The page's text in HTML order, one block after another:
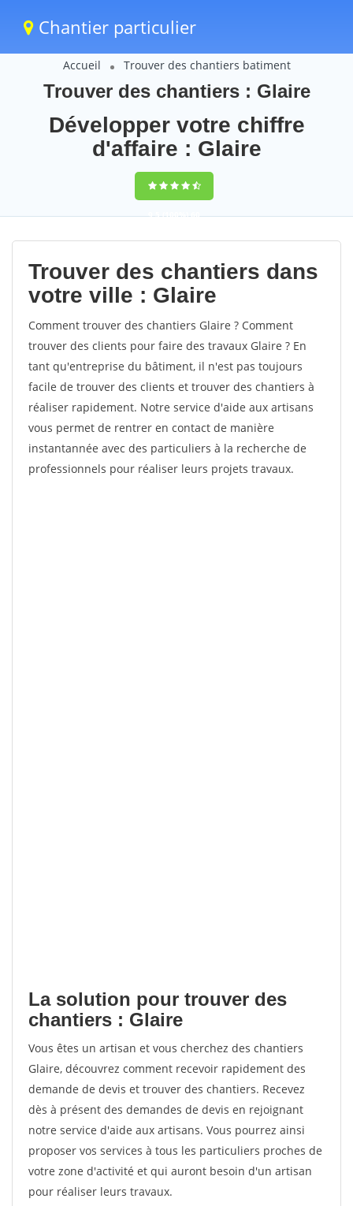
Chantier particulier
Accueil Trouver des chantiers batiment
Trouver des chantiers : Glaire
Développer votre chiffre
d'affaire : Glaire
9,5(100%)60
votes
Trouver des chantiers dans
votre ville : Glaire
Comment trouver des chantiers Glaire ? Comment
trouver des clients pour faire des travaux Glaire ? En
tant qu'entreprise du bâtiment, il n'est pas toujours
facile de trouver des clients et trouver des chantiers à
réaliser rapidement. Notre service d'aide aux artisans
vous permet de rentrer en contact de manière
instantannée avec des particuliers à la recherche de
professionnels pour réaliser leurs projets travaux.
La solution pour trouver des
chantiers : Glaire
Vous êtes un artisan et vous cherchez des chantiers
Glaire, découvrez comment recevoir rapidement des
demande de devis et trouver des chantiers. Recevez
dès à présent des demandes de devis en rejoignant
notre service d'aide aux artisans. Vous pourrez ainsi
proposer vos services à tous les particuliers proches de
votre zone d'activité et qui auront besoin d'un artisan
pour réaliser leurs travaux.